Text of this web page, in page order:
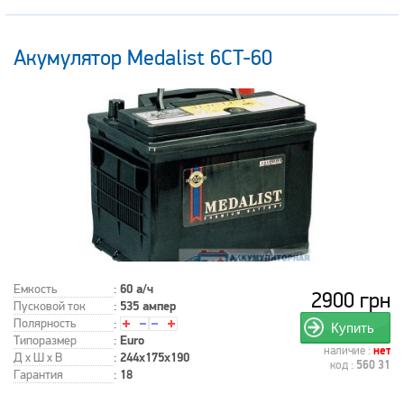
Акумулятор Medalist 6CT-60
Емкость : 60 а/ч
Пусковой ток : 535 ампер
Полярность
:
Типоразмер
: Euro
Д x Ш x В : 244x175x190
Гарантия : 18
2900 грн
Купить
наличие : нет
код : 560 31